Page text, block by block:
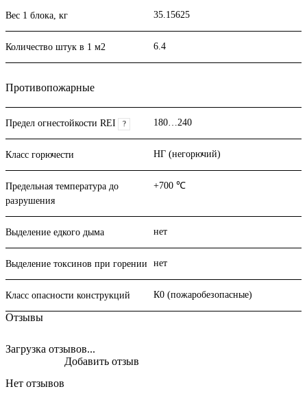
Вес 1 блока, кг 35.15625
Количество штук в 1 м2 6.4
Противопожарные
Предел огнестойкости REI ? 180…240
Класс горючести НГ (негорючий)
Предельная температура до
разрушения
+700 ℃
Выделение едкого дыма нет
Выделение токсинов при горении нет
Класс опасности конструкций К0 (пожаробезопасные)
Отзывы
Загрузка отзывов...
Нет отзывов
Добавить отзыв